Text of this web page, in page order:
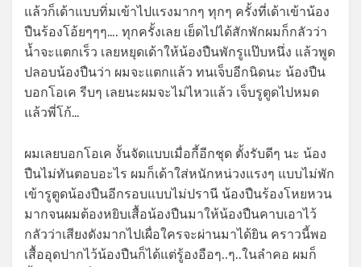
แล้วก็เด้าแบบทิ่มเข้าไปแรงมากๆ ทุกๆ ครั้งที่เด้าเข้าน้อง
ปืนร้องโอ้ยๆๆๆ…. ทุกครั้งเลย เย็ดไปได้สักพักผมก็กลัวว่า
น้ำจะแตกเร็ว เลยหยุดเด้าให้น้องปืนพักรูแป๊บหนึ่ง แล้วพูด
ปลอบน้องปืนว่า ผมจะแตกแล้ว ทนเจ็บอีกนิดนะ น้องปืน
บอกโอเค รีบๆ เลยนะผมจะไม่ไหวแล้ว เจ็บรูตูดไปหมด
แล้วพี่โก้…
ผมเลยบอกโอเค งั้นจัดแบบเมื่อกี้อีกชุด ตั้งรับดีๆ นะ น้อง
ปืนไม่ทันตอบอะไร ผมก็เด้าใส่หนักหน่วงแรงๆ แบบไม่พัก
เข้ารูตูดน้องปืนอีกรอบแบบไม่ปรานี น้องปืนร้องโหยหวน
มากจนผมต้องหยิบเสื้อน้องปืนมาให้น้องปืนคาบเอาไว้
กลัวว่าเสียงดังมากไปเผื่อใครจะผ่านมาได้ยิน คราวนี้พอ
เสื้ออุดปากไว้น้องปืนก็ได้แต่รู้องอือๆ..ๆ..ในลำคอ ผมก็